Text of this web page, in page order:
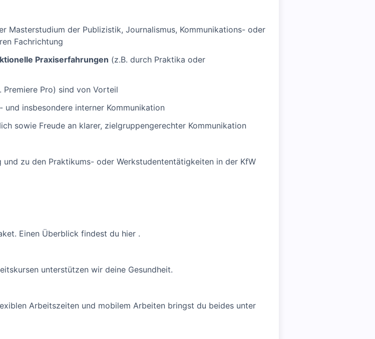
Masterstudium der Publizistik, Journalismus, Kommunikations- oder
Fachrichtung
Praxiserfahrungen (z.B. durch Praktika oder
Premiere Pro) sind von Vorteil
und insbesondere interner Kommunikation
sowie Freude an klarer, zielgruppengerechter Kommunikation
zu den Praktikums- oder Werkstudententätigkeiten in der KfW
Einen Überblick findest du hier .
unterstützen wir deine Gesundheit.
Arbeitszeiten und mobilem Arbeiten bringst du beides unter